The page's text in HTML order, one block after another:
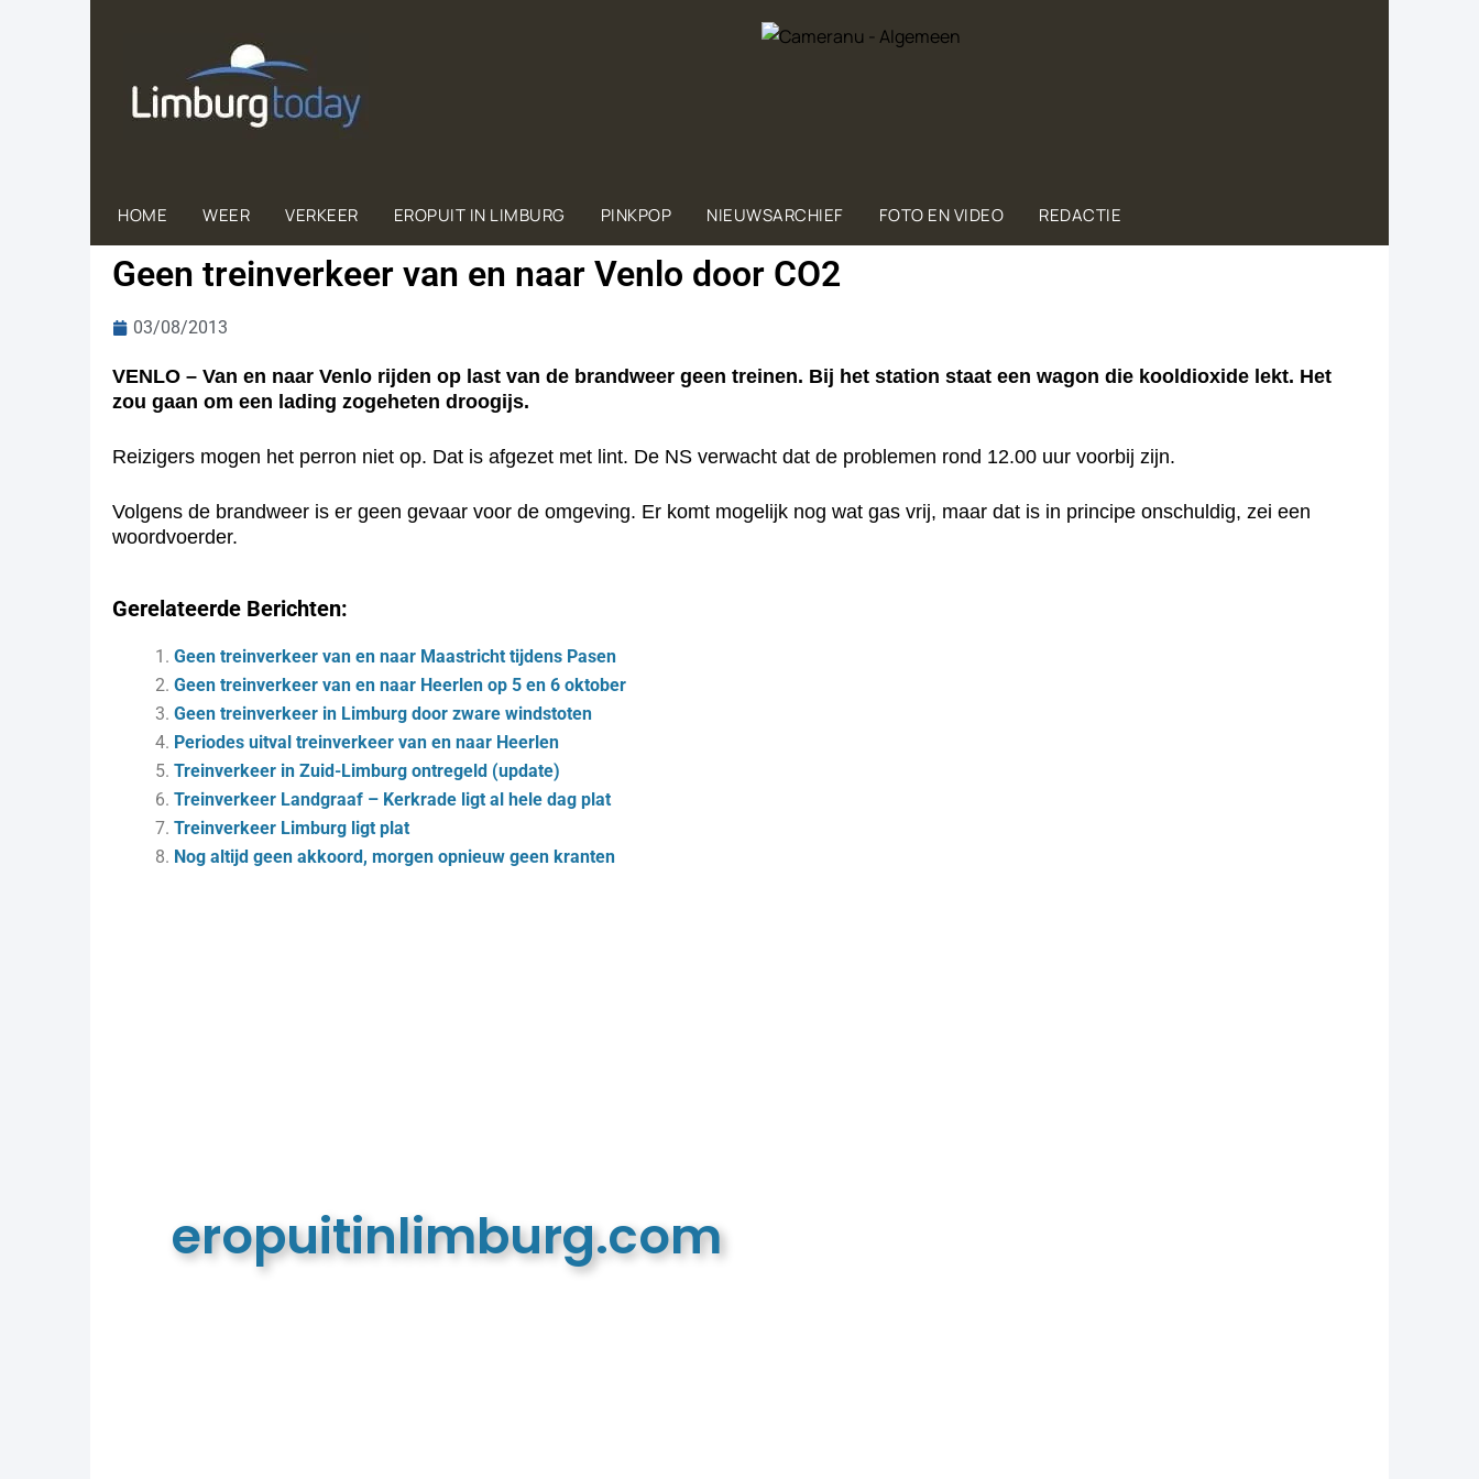
HOME WEER VERKEER EROPUIT IN LIMBURG PINKPOP NIEUWSARCHIEF FOTO EN VIDEO REDACTIE
Geen treinverkeer van en naar Venlo door CO2
03/08/2013
VENLO – Van en naar Venlo rijden op last van de brandweer geen treinen. Bij het station staat een wagon die kooldioxide lekt. Het
zou gaan om een lading zogeheten droogijs.
Reizigers mogen het perron niet op. Dat is afgezet met lint. De NS verwacht dat de problemen rond 12.00 uur voorbij zijn.
Volgens de brandweer is er geen gevaar voor de omgeving. Er komt mogelijk nog wat gas vrij, maar dat is in principe onschuldig, zei een
woordvoerder.
Gerelateerde Berichten:
Geen treinverkeer van en naar Maastricht tijdens Pasen
Geen treinverkeer van en naar Heerlen op 5 en 6 oktober
Geen treinverkeer in Limburg door zware windstoten
Periodes uitval treinverkeer van en naar Heerlen
Treinverkeer in Zuid-Limburg ontregeld (update)
Treinverkeer Landgraaf – Kerkrade ligt al hele dag plat
Treinverkeer Limburg ligt plat
Nog altijd geen akkoord, morgen opnieuw geen kranten
eropuitinlimburg.com